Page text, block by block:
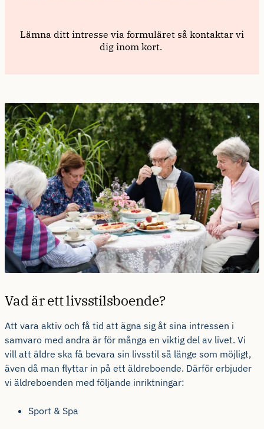
Vad är ett livsstilsboende?
Att vara aktiv och få tid att ägna sig åt sina intressen i
samvaro med andra är för många en viktig del av livet. Vi
vill att äldre ska få bevara sin livsstil så länge som möjligt,
även då man flyttar in på ett äldreboende. Därför erbjuder
vi äldreboenden med följande inriktningar:
Sport & Spa